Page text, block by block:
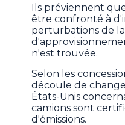
Ils préviennent
être confronté à
perturbations de
n'est trouvée.
Selon les
découle de
États-Unis
camions sont
d'émissions.